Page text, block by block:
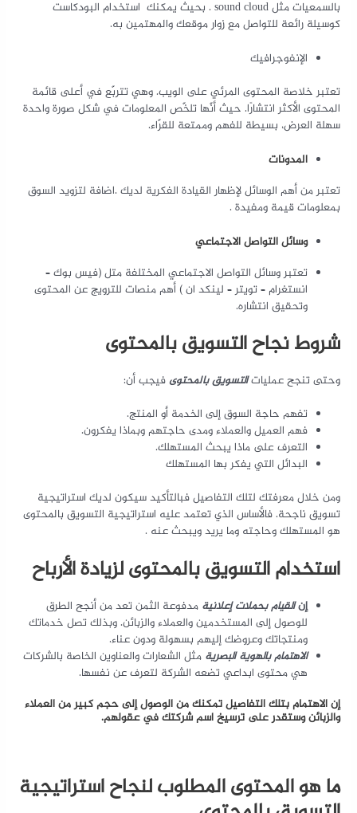
بالسمعيات مثل sound cloud . بحيث يمكنك استخدام البودكاست
كوسيلة رائعة للتواصل مع زوار موقعك والمهتمين به.
الإنفوجرافيك
تعتبر خلاصة المحتوى المرئي على الويب. وهي تتربّع في أعلى قائمة
المحتوى الأكثر انتشارًا. حيث أنّها تلخّص المعلومات في شكل صورة واحدة
سهلة العرض، بسيطة للفهم وممتعة للقرّاء.
المدونات
تعتبر من أهم الوسائل لإظهار القيادة الفكرية لديك .اضافة لتزويد السوق
بمعلومات قيمة ومفيدة .
وسائل التواصل الاجتماعي
تعتبر وسائل التواصل الاجتماعي المختلفة متل (فيس بوك –
انستغرام – تويتر – لينكد ان ) أهم منصات للترويج عن المحتوى
وتحقيق انتشاره.
شروط نجاح التسويق بالمحتوى
وحتى تنجح عملياتالتسويق بالمحتوىفيجب أن:
تفهم حاجة السوق إلى الخدمة أو المنتج.
فهم العميل والعملاء ومدى حاجتهم وبماذا يفكرون.
التعرف على ماذا يبحث المستهلك.
البدائل التي يفكر بها المستهلك
ومن خلال معرفتك لتلك التفاصيل فبالتأكيد سيكون لديك استراتيجية
تسويق ناجحة. فالأساس الذي تعتمد عليه استراتيجية التسويق بالمحتوى
هو المستهلك وحاجته وما يريد ويبحث عنه .
استخدام التسويق بالمحتوى لزيادة الأرباح
إن القيام بحملات إعلانيةمدفوعة الثمن تعد من أنجح الطرق
للوصول إلى المستخدمين والعملاء والزبائن. وبذلك تصل خدماتك
ومنتجاتك وعروضك إليهم بسهولة ودون عناء.
الاهتمام بالهوية البصريةمثل الشعارات والعناوين الخاصة بالشركات
هي محتوى ابداعي تضعه الشركة لتعرف عن نفسها.
إن الاهتمام بتلك التفاصيل تمكنك من الوصول إلى حجم كبير من العملاء
والزبائن وستقدر على ترسيخ اسم شركتك في عقولهم.
ما هو المحتوى المطلوب لنجاح استراتيجية